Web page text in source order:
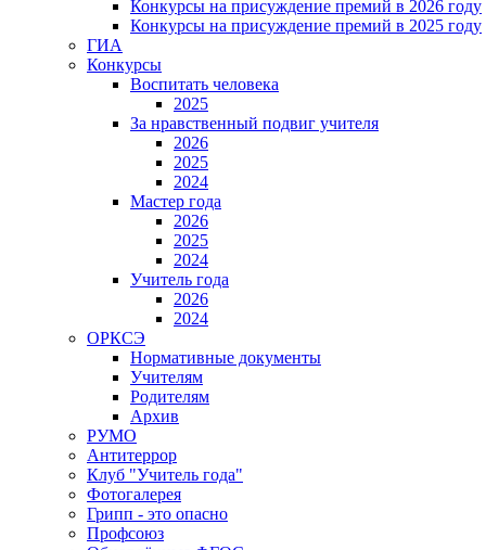
Конкурсы на присуждение премий в 2026 году
Конкурсы на присуждение премий в 2025 году
ГИА
Конкурсы
Воспитать человека
2025
За нравственный подвиг учителя
2026
2025
2024
Мастер года
2026
2025
2024
Учитель года
2026
2024
ОРКСЭ
Нормативные документы
Учителям
Родителям
Архив
РУМО
Антитеррор
Клуб "Учитель года"
Фотогалерея
Грипп - это опасно
Профсоюз